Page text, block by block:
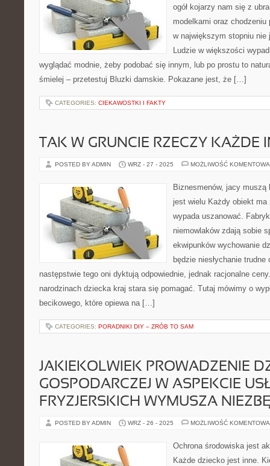
ogół kojarzy nam się z
modelkami oraz
w największym stopniu nie
Ludzie w większości
wyglądać modnie, żeby podobać się innym, lub po prostu to
śmielej – przetestuj Bluzki damskie. Pokazane jest, że […]
CATEGORIES: CIEKAWOSTKI I FAKTY
TAK W GRUNCIE RZECZY KAŻDE
POSTED BY ADMIN WRZ - 27 - 2025 MOŻLIWOŚĆ
Biznesmenów, jacy muszą
jest wielu Każdy obiekt
wypada uszanować.
niemowlaków zdają sobie
ekwipunków wychowanie
będzie niesłychanie trudne
następstwie tego oni dyktują odpowiednie, jednak racjonalne
narodzinach dziecka kraj stara się pomagać. Tutaj mówimy o
becikowego, które opiewa na […]
CATEGORIES: PORADNIKI DIY – ZRÓB TO SAM
JAKIEKOLWIEK PROWADZENIE
GOSPODARCZEJ W ASPEKCIE
FRYZJERSKICH WYMUSZA
POSTED BY ADMIN WRZ - 26 - 2025 MOŻLIWOŚĆ
Ochrona środowiska jest
Każde dziecko jest inne.